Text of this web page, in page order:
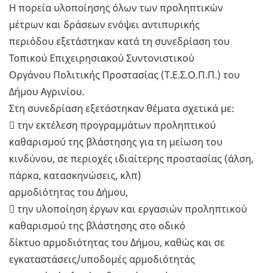
Η πορεία υλοποίησης όλων των προληπτικών
μέτρων και δράσεων ενόψει αντιπυρικής
περιόδου εξετάστηκαν κατά τη συνεδρίαση του
Τοπικού Επιχειρησιακού Συντονιστικού
Οργάνου Πολιτικής Προστασίας (Τ.Ε.Σ.Ο.Π.Π.) του
Δήμου Αγρινίου.
Στη συνεδρίαση εξετάστηκαν θέματα σχετικά με:
 την εκτέλεση προγραμμάτων προληπτικού
καθαρισμού της βλάστησης για τη μείωση του
κινδύνου, σε περιοχές ιδιαίτερης προστασίας (άλση,
πάρκα, κατασκηνώσεις, κλπ)
αρμοδιότητας του Δήμου,
 την υλοποίηση έργων και εργασιών προληπτικού
καθαρισμού της βλάστησης στο οδικό
δίκτυο αρμοδιότητας του Δήμου, καθώς και σε
εγκαταστάσεις/υποδομές αρμοδιότητάς